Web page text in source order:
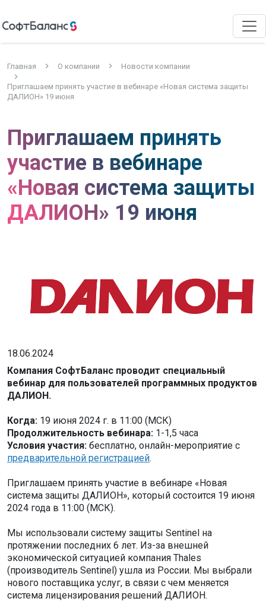
Главная О компании Новости компании
Приглашаем принять участие в вебинаре «Новая система защиты
ДАЛИОН» 19 июня
Приглашаем принять
участие в вебинаре
«Новая система защиты
ДАЛИОН» 19 июня
18.06.2024
Компания СофтБаланс проводит специальный
вебинар для пользователей программных продуктов
ДАЛИОН.
Когда: 19 июня 2024 г. в 11:00 (МСК)
Продолжительность вебинара: 1-1,5 часа
Условия участия: бесплатно, онлайн-мероприятие с
предварительной регистрацией.
Приглашаем принять участие в вебинаре «Новая
система защиты ДАЛИОН», который состоится 19 июня
2024 года в 11:00 (МСК).
Мы использовали систему защиты Sentinel на
протяжении последних 6 лет. Из-за внешней
экономической ситуацией компания Thales
(производитель Sentinel) ушла из России. Мы выбрали
нового поставщика услуг, в связи с чем меняется
система лицензирования решений ДАЛИОН.